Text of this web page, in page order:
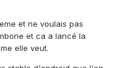
et ne voulais pas
et ca a lancé la
elle veut.